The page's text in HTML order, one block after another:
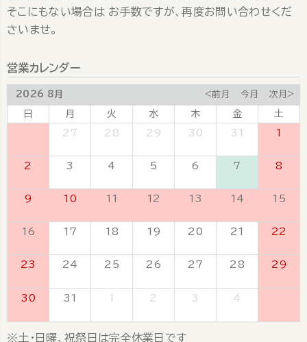
そこにもない場合は お手数ですが、再度お問い合わせくだ
さいませ。
営業カレンダー
2026 8月 <前月 今月 次月>
日 月 火 水 木 金
土
27 28 29 30 31 1
2 3 4 5 6 7 8
9 10 11 12 13 14 15
16 17 18 19 20 21 22
23 24 25 26 27 28 29
30 31 1 2 3 4
※土・日曜、祝祭日は完全休業日です